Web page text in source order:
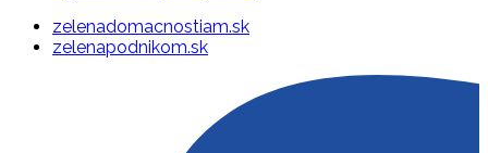
zelenadomacnostiam.sk
zelenapodnikom.sk